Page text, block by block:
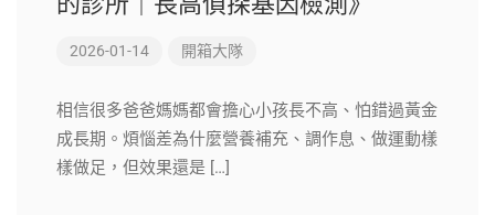
2026-01-14 開箱大隊
相信很多爸爸媽媽都會擔心小孩長不高、怕錯過黃金
成長期。煩惱差為什麼營養補充、調作息、做運動樣
樣做足，但效果還是 […]